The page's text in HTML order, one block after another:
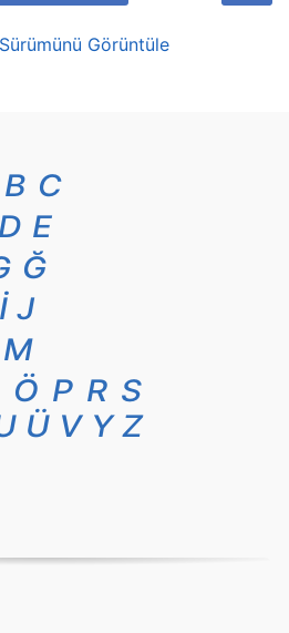
Görüntüle
B C
D E
Ğ
İ J
M
Ö P R S
Ü V Y Z